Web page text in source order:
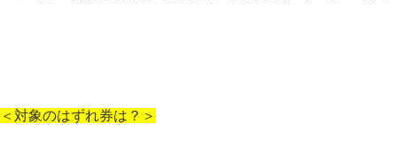
＜対象のはずれ券は？＞